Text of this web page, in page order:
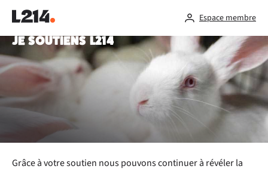
Espace membre
JE SOUTIENS L214
Grâce à votre soutien nous pouvons continuer à révéler la